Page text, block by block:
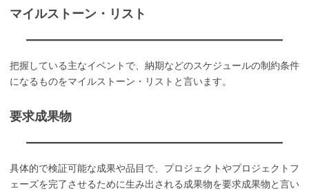
マイルストーン・リスト
把握している主なイベントで、納期などのスケジュールの制約条件
になるものをマイルストーン・リストと言います。
要求成果物
具体的で検証可能な成果や品目で、プロジェクトやプロジェクトフ
ェーズを完了させるために生み出される成果物を要求成果物と言い